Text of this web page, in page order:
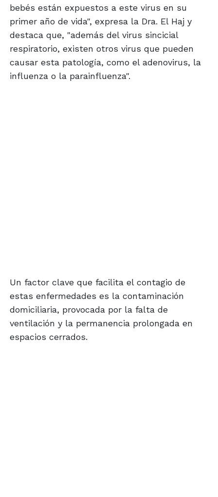
bebés están expuestos a este virus en su
primer año de vida", expresa la Dra. El Haj y
destaca que, "además del virus sincicial
respiratorio, existen otros virus que pueden
causar esta patología, como el adenovirus, la
influenza o la parainfluenza".
Un factor clave que facilita el contagio de
estas enfermedades es la contaminación
domiciliaria, provocada por la falta de
ventilación y la permanencia prolongada en
espacios cerrados.